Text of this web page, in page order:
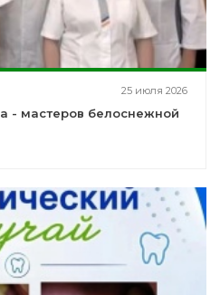
25 июля 2026
- мастеров белоснежной